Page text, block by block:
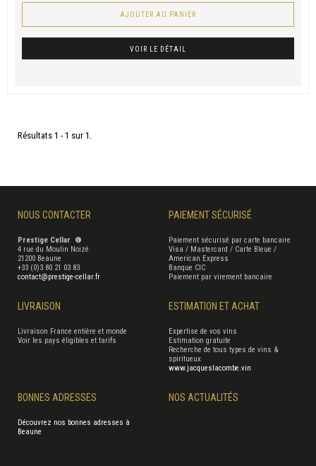
AJOUTER AU PANIER
VOIR LE DÉTAIL
Résultats 1 - 1 sur 1.
NOUS CONTACTER
Prestige Cellar ®
4 rue du Moulin Noizé
21200 Beaune
+33 (0)3 80 21 03 83
contact@prestige-cellar.fr
PAIEMENT SÉCURISÉ
Paiement sécurisé par carte bancaire
Visa / Mastercard / Carte Bleue /
American Express
Banque CIC
Paiement par virement bancaire
LIVRAISON
Livraison France entière et monde
Voir les pays éligibles et tarifs
BONNES ADRESSES
Découvrez nos bonnes adresses à
Beaune
ESTIMATION ET ACHAT
Expertise de vos vins
Estimation gratuite
Recherche de tous types de vins &
spiritueux
www.jacqueslacombe.vin
NOS ACTUALITÉS